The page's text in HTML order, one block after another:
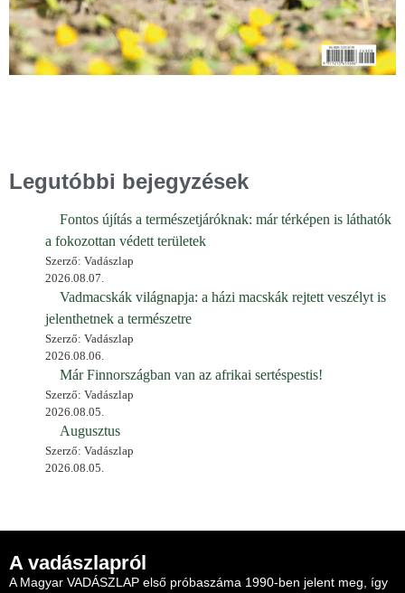
Legutóbbi bejegyzések
Fontos újítás a természetjáróknak: már térképen is láthatók
a fokozottan védett területek
Szerző: Vadászlap
2026.08.07.
Vadmacskák világnapja: a házi macskák rejtett veszélyt is
jelenthetnek a természetre
Szerző: Vadászlap
2026.08.06.
Már Finnországban van az afrikai sertéspestis!
Szerző: Vadászlap
2026.08.05.
Augusztus
Szerző: Vadászlap
2026.08.05.
A vadászlapról
A Magyar VADÁSZLAP első próbaszáma 1990-ben jelent meg, így